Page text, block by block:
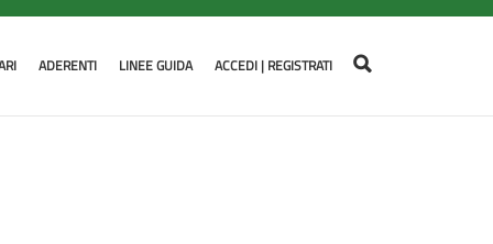
ADERENTI LINEE GUIDA ACCEDI | REGISTRATI